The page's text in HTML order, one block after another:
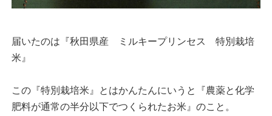
届いたのは『秋田県産 ミルキープリンセス 特別栽培
米』
この『特別栽培米』とはかんたんにいうと『農薬と化学
肥料が通常の半分以下でつくられたお米』のこと。